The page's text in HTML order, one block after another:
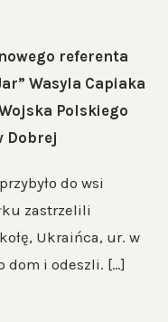
referenta
Wasyla Capiaka
Polskiego
Dobrej
do wsi
zastrzelili
Ukraińca, ur. w
dom i odeszli. […]